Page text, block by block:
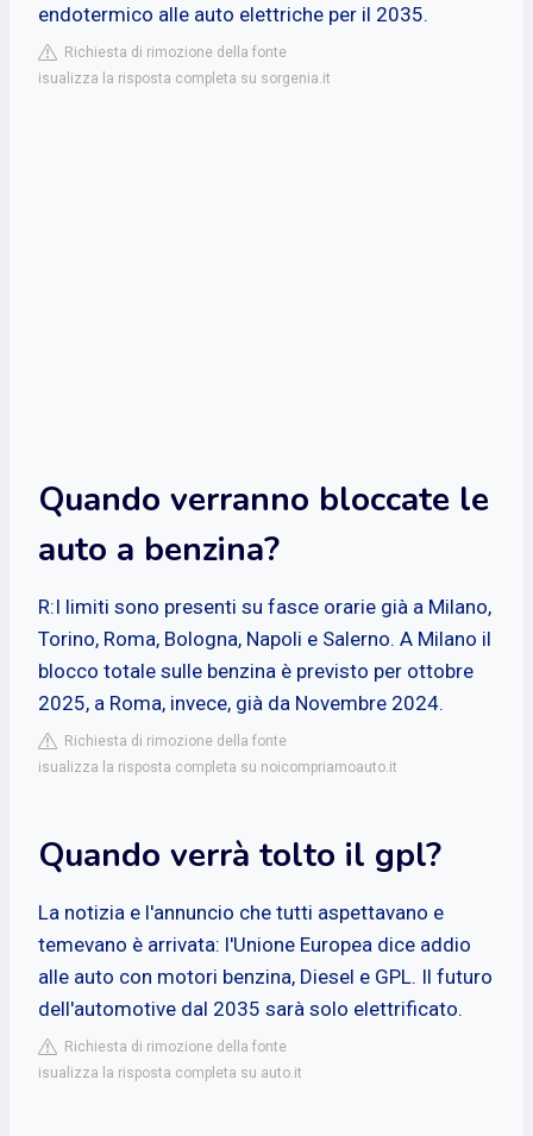
endotermico alle auto elettriche per il 2035.
Richiesta di rimozione della fonte
isualizza la risposta completa su sorgenia.it
Quando verranno bloccate le
auto a benzina?
R:I limiti sono presenti su fasce orarie già a Milano,
Torino, Roma, Bologna, Napoli e Salerno. A Milano il
blocco totale sulle benzina è previsto per ottobre
2025, a Roma, invece, già da Novembre 2024.
Richiesta di rimozione della fonte
isualizza la risposta completa su noicompriamoauto.it
Quando verrà tolto il gpl?
La notizia e l'annuncio che tutti aspettavano e
temevano è arrivata: l'Unione Europea dice addio
alle auto con motori benzina, Diesel e GPL. Il futuro
dell'automotive dal 2035 sarà solo elettrificato.
Richiesta di rimozione della fonte
isualizza la risposta completa su auto.it